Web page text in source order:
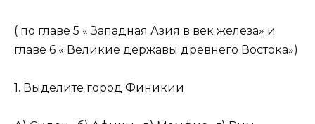
( по главе 5 « Западная Азия в век железа» и
главе 6 « Великие державы древнего Востока»)
1. Выделите город Финикии